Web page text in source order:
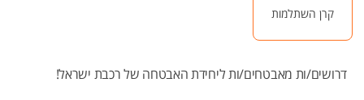
קרן השתלמות
דרושים/ות מאבטחים/ות ליחידת האבטחה של רכבת ישראל!